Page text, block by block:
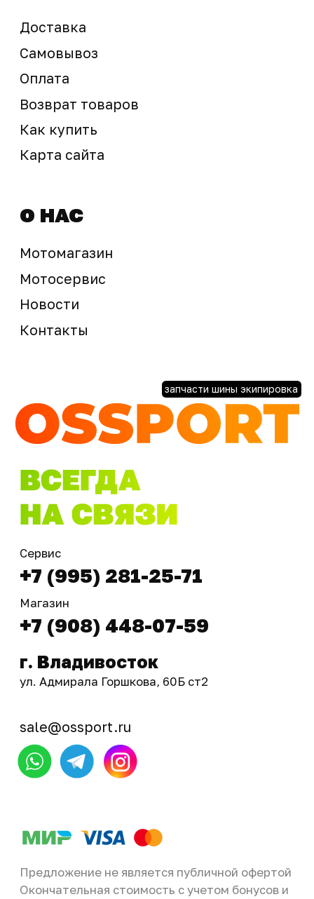
Предложение не является публичной офертой
Окончательная стоимость с учетом бонусов и
подтверждается продавцом перед оплатой
Политика обработки персональных данных